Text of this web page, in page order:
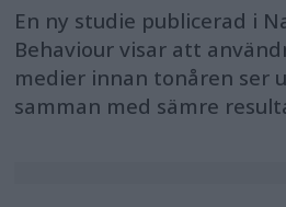
En ny studie publicerad i
Behaviour visar att
medier innan tonåren ser
samman med sämre